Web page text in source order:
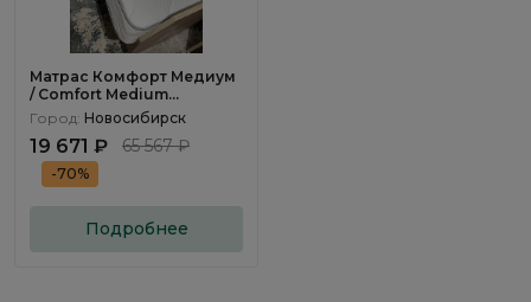
Матрас Комфорт Медиум
/ Comfort Medium
90х200см
Город: Новосибирск
19 671 ₽ 65 567 ₽
-70%
Подробнее